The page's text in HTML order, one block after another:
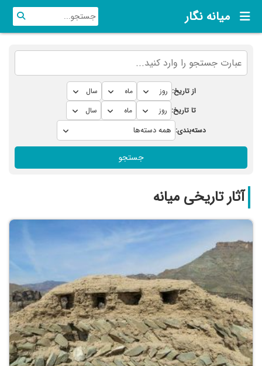
میانه نگار
از تاریخ:
تا تاریخ:
دسته‌بندی:
جستجو
آثار تاریخی میانه